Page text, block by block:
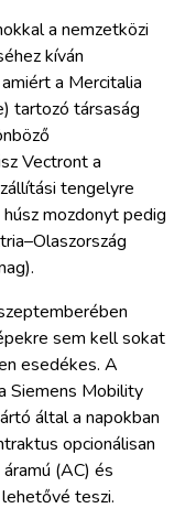
a nemzetközi
kíván
a Mercitalia
tartozó társaság
Vectront a
tengelyre
mozdonyt pedig
sem kell sokat
esedékes. A
Siemens Mobility
által a napokban
opcionálisan
(AC) és
teszi.